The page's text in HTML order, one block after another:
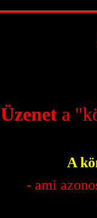
Üzenet a
A
- ami